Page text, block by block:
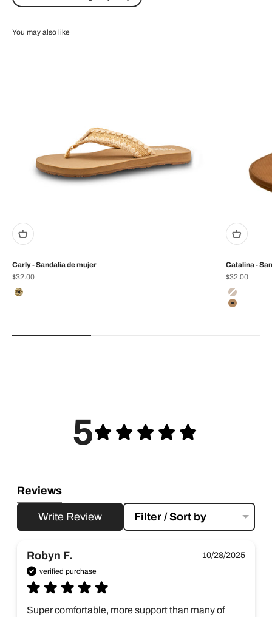
Carly - Sandalia de mujer
Precio de oferta
$32.00
Color
Natural
Catalina -
Precio de
$32.00
Color
Cream
Tan
5
Reviews
Write Review Filter / Sort by
Robyn F. 10/28/2025
verified purchase
Super comfortable, more support than many of